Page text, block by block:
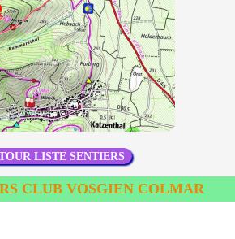
LISTE SENTIERS
CLUB VOSGIEN COLMAR